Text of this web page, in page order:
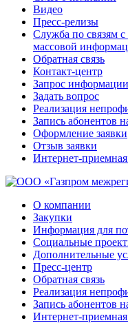
Видео
Пресс-релизы
Служба по связям
массовой
Обратная связь
Контакт-центр
Запрос информации
Задать вопрос
Реализация
Запись абонентов
Оформление заявки
Отзыв заявки
Интернет-
О компании
Закупки
Информация для
Социальные
Дополнительные
Пресс-центр
Обратная связь
Реализация
Запись абонентов
Интернет-